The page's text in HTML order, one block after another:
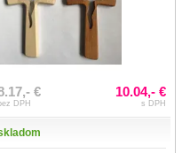
€
bez DPH
10.04,- €
s DPH